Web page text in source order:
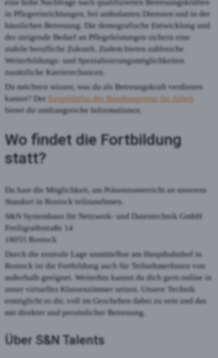
eine hohe Nachfrage nach qualifizierten Betreuungskräften
in Pflegeeinrichtungen, bei ambulanten Diensten und in der
häuslichen Betreuung. Die demografische Entwicklung und
der steigende Bedarf an Pflegeleistungen sichern eine
stabile berufliche Zukunft. Zudem bieten zahlreiche
Weiterbildungs- und Spezialisierungsmöglichkeiten
zusätzliche Karrierechancen.
Du möchtest wissen, was du als Betreungskraft verdienen
kannst? Der Entgeldatlas der Bundesagentur für Arbeit
bietet dir umfrangreiche Informationen.
Wo findet die Fortbildung
statt?
Du hast die Möglichkeit, am Präsenzunterricht an unserem
Standort in Rostock teilzunehmen.
S&N Systemhaus für Netzwerk- und Datentechnik GmbH
Freiligrathstraße 14
18055 Rostock
Durch die zentrale Lage unmittelbar am Hauptbahnhof in
Rostock ist die Fortbildung auch für TeilnehmerInnen von
außerhalb geeignet. Weiterhin kannst du dich gern online in
unser virtuelles Klassenzimmer setzen. Unsere Technik
ermöglicht es dir, voll im Geschehen dabei zu sein und das
mit direkter und persönlicher Betreuung.
Über S&N Talents